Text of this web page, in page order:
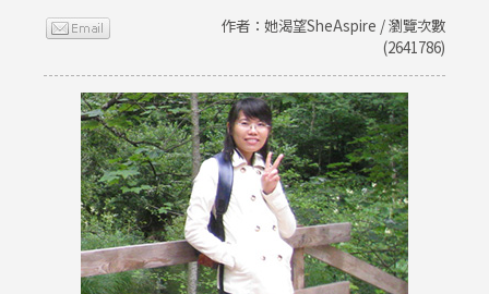
作者：她渴望SheAspire / 瀏覽次數
(2641786)